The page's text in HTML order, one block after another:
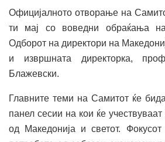
Официјалното отворање на
ти мај со воведни обраќања на
Одборот на директори на
и извршната директорка,
Блажевски.
Главните теми на Самитот ќе
панел сесии на кои ќе
од Македонија и светот.